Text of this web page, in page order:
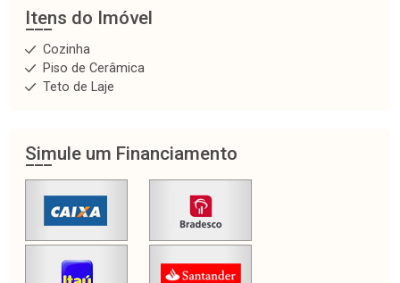
Itens do Imóvel
Cozinha
Piso de Cerâmica
Teto de Laje
Simule um Financiamento